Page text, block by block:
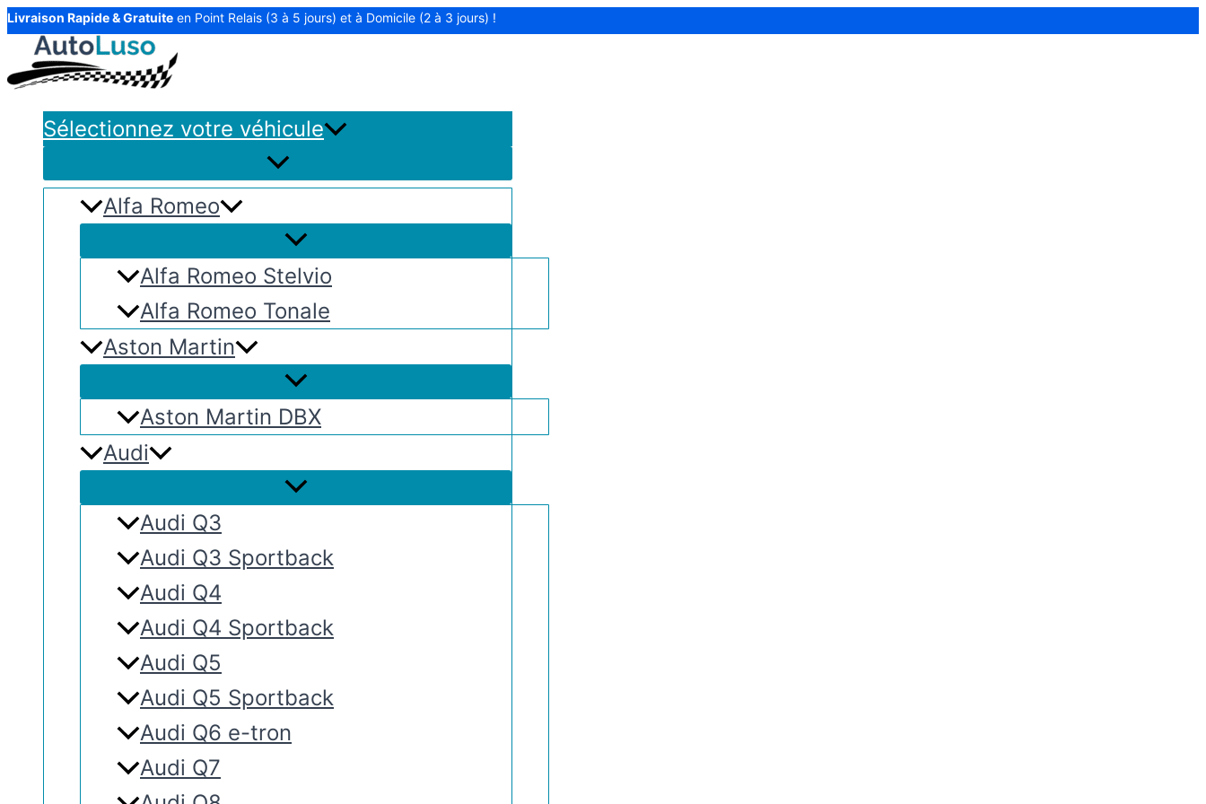
Aller
contenu
Livraison Rapide & Gratuite en Point Relais (3 à 5 jours) et à Domicile (2 à 3 jours) !
Sélectionnez votre véhicule
Alfa Romeo
Alfa Romeo Stelvio
Alfa Romeo Tonale
Aston Martin
Aston Martin DBX
Audi
Audi Q3
Audi Q3 Sportback
Audi Q4
Audi Q4 Sportback
Audi Q5
Audi Q5 Sportback
Audi Q6 e-tron
Audi Q7